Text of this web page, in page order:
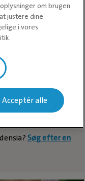
dig
Søg efter en
om brugen
justere dine
i vores
Acceptér alle